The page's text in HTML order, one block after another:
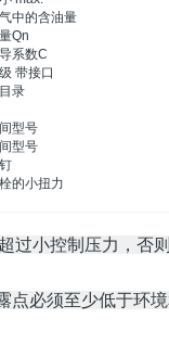
中的含油量
Qn
系数C
带接口
录
型号
型号
的小扭力
过小控制压力，否
点必须至少低于环